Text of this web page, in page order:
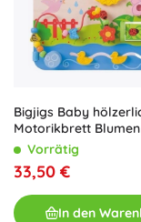
Bigjigs Baby
Motorikbrett Blumen
Vorrätig
33,50 €
In den